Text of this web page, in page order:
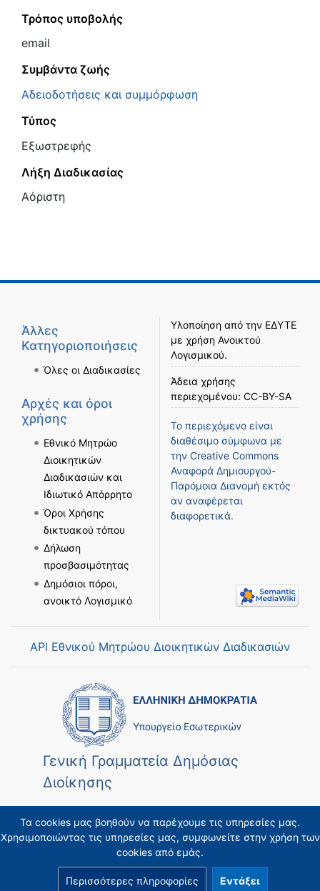
Τρόπος υποβολής
email
Συμβάντα ζωής
Αδειοδοτήσεις και συμμόρφωση
Τύπος
Εξωστρεφής
Λήξη Διαδικασίας
Αόριστη
Τα cookies μας βοηθούν να παρέχουμε τις υπηρεσίες μας.
Χρησιμοποιώντας τις υπηρεσίες μας, συμφωνείτε στην χρήση των
cookies από εμάς.
Περισσότερες πληροφορίες Εντάξει
Άλλες
Κατηγοριοποιήσεις
Όλες οι Διαδικασίες
Αρχές και όροι
χρήσης
Εθνικό Μητρώο
Διοικητικών
Διαδικασιών και
Ιδιωτικό Απόρρητο
Όροι Χρήσης
δικτυακού τόπου
Δήλωση
προσβασιμότητας
Δημόσιοι πόροι,
ανοικτό Λογισμικό
Υλοποίηση από την ΕΔΥΤΕ
με χρήση Ανοικτού
Λογισμικού.
Άδεια χρήσης
περιεχομένου: CC-BY-SA
Το περιεχόμενο είναι
διαθέσιμο σύμφωνα με
την Creative Commons
Αναφορά Δημιουργού-
Παρόμοια Διανομή εκτός
αν αναφέρεται
διαφορετικά.
API Εθνικού Μητρώου Διοικητικών Διαδικασιών
Γενική Γραμματεία Δημόσιας
Διοίκησης